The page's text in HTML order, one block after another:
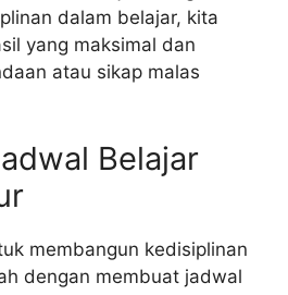
dalam belajar, kita
yang maksimal dan
atau sikap malas
Belajar
membangun kedisiplinan
dengan membuat jadwal